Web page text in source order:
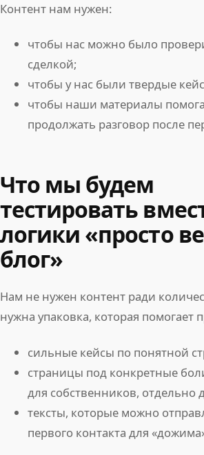
Контент нам нужен:
чтобы нас можно было
сделкой;
чтобы у нас были твердые
чтобы наши материалы
продолжать разговор после
Что мы будем
тестировать
логики «просто
блог»
Нам не нужен контент ради
нужна упаковка, которая помогает
сильные кейсы по понятной
страницы под конкретные
для собственников, отдельно
тексты, которые можно
первого контакта для